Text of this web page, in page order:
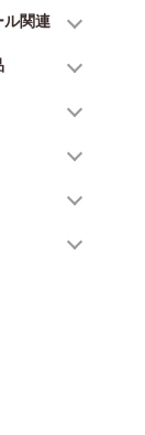
ル関連